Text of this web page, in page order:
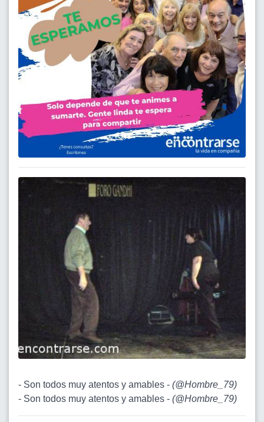
- Son todos muy atentos y amables - (@Hombre_79)
- Son todos muy atentos y amables - (@Hombre_79)